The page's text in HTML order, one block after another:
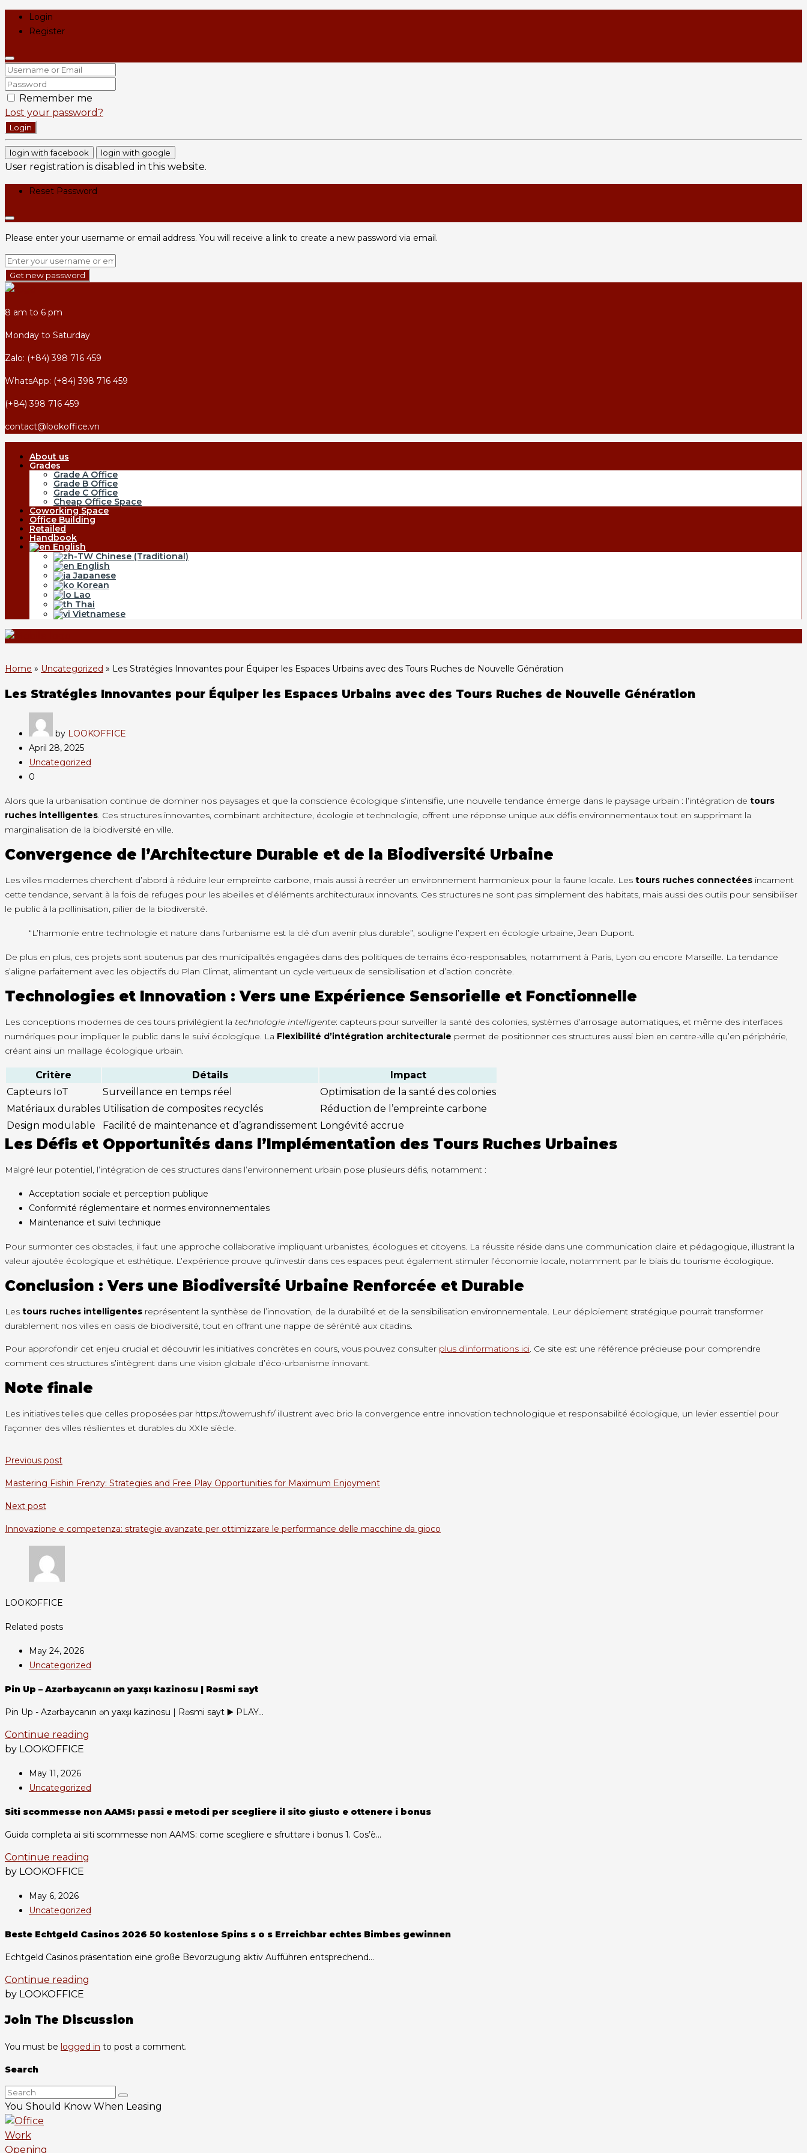
Login
Register
Remember me
Lost your password?
Login
login with facebook login with google
User registration is disabled in this website.
Reset Password
Please enter your username or email address. You will receive a link to create a new password via email.
Get new password
8 am to 6 pm
Monday to Saturday
Zalo: (+84) 398 716 459
WhatsApp: (+84) 398 716 459
(+84) 398 716 459
contact@lookoffice.vn
About us
Grades
Grade A Office
Grade B Office
Grade C Office
Cheap Office Space
Coworking Space
Office Building
Retailed
Handbook
English
Chinese (Traditional)
English
Japanese
Korean
Lao
Thai
Vietnamese
Home » Uncategorized » Les Stratégies Innovantes pour Équiper les Espaces Urbains avec des Tours Ruches de Nouvelle Génération
Les Stratégies Innovantes pour Équiper les Espaces Urbains avec des Tours Ruches de Nouvelle Génération
by LOOKOFFICE
April 28, 2025
Uncategorized
0
Alors que la urbanisation continue de dominer nos paysages et que la conscience écologique s’intensifie, une nouvelle tendance émerge dans le paysage urbain : l’intégration de tours
ruches intelligentes. Ces structures innovantes, combinant architecture, écologie et technologie, offrent une réponse unique aux défis environnementaux tout en supprimant la
marginalisation de la biodiversité en ville.
Convergence de l’Architecture Durable et de la Biodiversité Urbaine
Les villes modernes cherchent d’abord à réduire leur empreinte carbone, mais aussi à recréer un environnement harmonieux pour la faune locale. Les tours ruches connectées incarnent
cette tendance, servant à la fois de refuges pour les abeilles et d’éléments architecturaux innovants. Ces structures ne sont pas simplement des habitats, mais aussi des outils pour sensibiliser
le public à la pollinisation, pilier de la biodiversité.
“L’harmonie entre technologie et nature dans l’urbanisme est la clé d’un avenir plus durable”, souligne l’expert en écologie urbaine, Jean Dupont.
De plus en plus, ces projets sont soutenus par des municipalités engagées dans des politiques de terrains éco-responsables, notamment à Paris, Lyon ou encore Marseille. La tendance
s’aligne parfaitement avec les objectifs du Plan Climat, alimentant un cycle vertueux de sensibilisation et d’action concrète.
Technologies et Innovation : Vers une Expérience Sensorielle et Fonctionnelle
Les conceptions modernes de ces tours privilégient la technologie intelligente: capteurs pour surveiller la santé des colonies, systèmes d’arrosage automatiques, et même des interfaces
numériques pour impliquer le public dans le suivi écologique. La Flexibilité d’intégration architecturale permet de positionner ces structures aussi bien en centre-ville qu’en périphérie,
créant ainsi un maillage écologique urbain.
Critère Détails
Impact
Capteurs IoT
Surveillance en temps réel
Optimisation de la santé des colonies
Matériaux durables Utilisation de composites recyclés
Réduction de l’empreinte carbone
Design modulable
Facilité de maintenance et d’agrandissement Longévité accrue
Les Défis et Opportunités dans l’Implémentation des Tours Ruches Urbaines
Malgré leur potentiel, l’intégration de ces structures dans l’environnement urbain pose plusieurs défis, notamment :
Acceptation sociale et perception publique
Conformité réglementaire et normes environnementales
Maintenance et suivi technique
Pour surmonter ces obstacles, il faut une approche collaborative impliquant urbanistes, écologues et citoyens. La réussite réside dans une communication claire et pédagogique, illustrant la
valeur ajoutée écologique et esthétique. L’expérience prouve qu’investir dans ces espaces peut également stimuler l’économie locale, notamment par le biais du tourisme écologique.
Conclusion : Vers une Biodiversité Urbaine Renforcée et Durable
Les tours ruches intelligentes représentent la synthèse de l’innovation, de la durabilité et de la sensibilisation environnementale. Leur déploiement stratégique pourrait transformer
durablement nos villes en oasis de biodiversité, tout en offrant une nappe de sérénité aux citadins.
Pour approfondir cet enjeu crucial et découvrir les initiatives concrètes en cours, vous pouvez consulter plus d’informations ici. Ce site est une référence précieuse pour comprendre
comment ces structures s’intègrent dans une vision globale d’éco-urbanisme innovant.
Note finale
Les initiatives telles que celles proposées par https://towerrush.fr/ illustrent avec brio la convergence entre innovation technologique et responsabilité écologique, un levier essentiel pour
façonner des villes résilientes et durables du XXIe siècle.
Previous post
Mastering Fishin Frenzy: Strategies and Free Play Opportunities for Maximum Enjoyment
Next post
Innovazione e competenza: strategie avanzate per ottimizzare le performance delle macchine da gioco
LOOKOFFICE
Related posts
May 24, 2026
Uncategorized
Pin Up – Azərbaycanın ən yaxşı kazinosu | Rəsmi sayt
Pin Up - Azərbaycanın ən yaxşı kazinosu | Rəsmi sayt ▶️ PLAY...
Continue reading
by LOOKOFFICE
May 11, 2026
Uncategorized
Siti scommesse non AAMS: passi e metodi per scegliere il sito giusto e ottenere i bonus
Guida completa ai siti scommesse non AAMS: come scegliere e sfruttare i bonus 1. Cos’è...
Continue reading
by LOOKOFFICE
May 6, 2026
Uncategorized
Beste Echtgeld Casinos 2026 50 kostenlose Spins s o s Erreichbar echtes Bimbes gewinnen
Echtgeld Casinos präsentation eine große Bevorzugung aktiv Aufführen entsprechend...
Continue reading
by LOOKOFFICE
Join The Discussion
You must be logged in to post a comment.
Search
You Should Know When Leasing